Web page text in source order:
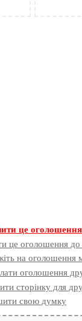
це оголошення
це оголошення до
на оголошення
оголошення
сторінку для
свою думку